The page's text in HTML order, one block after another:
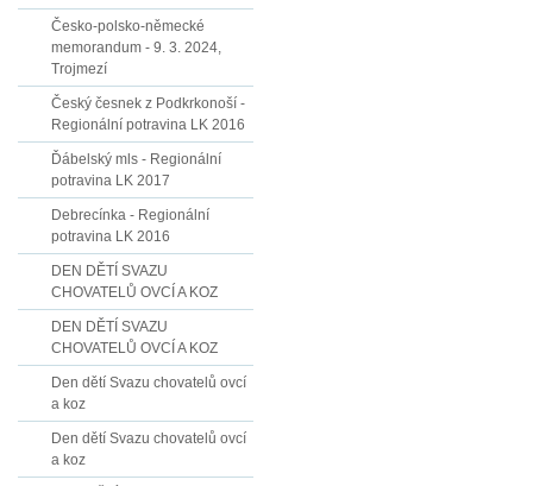
Česko-polsko-německé
memorandum - 9. 3. 2024,
Trojmezí
Český česnek z Podkrkonoší -
Regionální potravina LK 2016
Ďábelský mls - Regionální
potravina LK 2017
Debrecínka - Regionální
potravina LK 2016
DEN DĚTÍ SVAZU
CHOVATELŮ OVCÍ A KOZ
DEN DĚTÍ SVAZU
CHOVATELŮ OVCÍ A KOZ
Den dětí Svazu chovatelů ovcí
a koz
Den dětí Svazu chovatelů ovcí
a koz